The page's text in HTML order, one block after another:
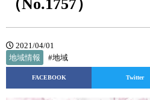
（No.1757）
2021/04/01
地域情報
#地域
FACEBOOK Twitter